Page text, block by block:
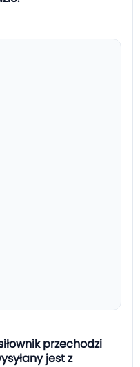
przechodzi
jest z